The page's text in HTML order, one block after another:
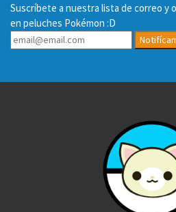
Suscríbete a nuestra lista de correo y
en peluches Pokémon :D